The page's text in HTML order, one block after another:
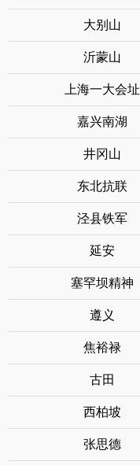
大别山
沂蒙山
上海一大会址
嘉兴南湖
井冈山
东北抗联
泾县铁军
延安
塞罕坝精神
遵义
焦裕禄
古田
西柏坡
张思德